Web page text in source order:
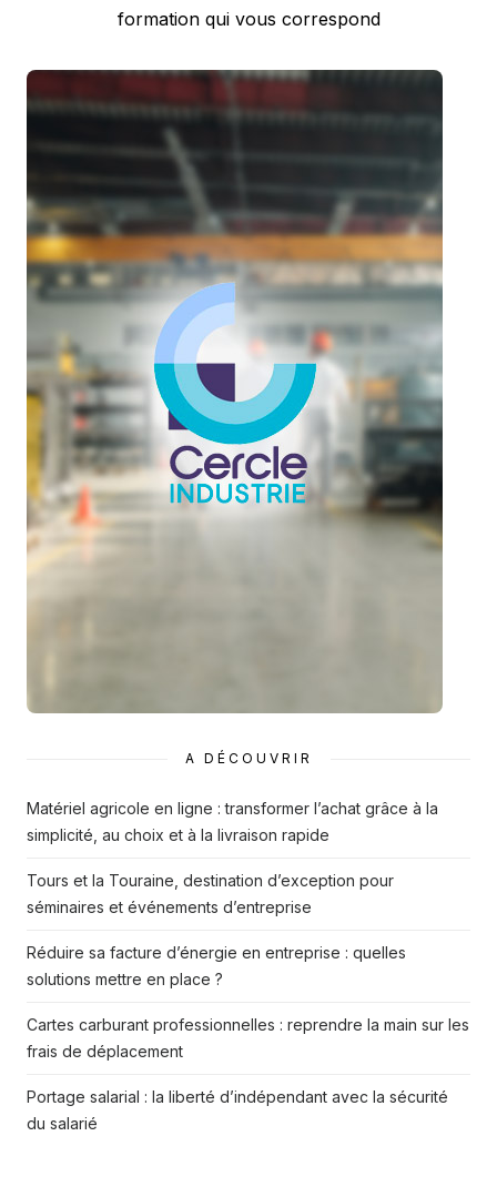
formation qui vous correspond
A DÉCOUVRIR
Matériel agricole en ligne : transformer l’achat grâce à la
simplicité, au choix et à la livraison rapide
Tours et la Touraine, destination d’exception pour
séminaires et événements d’entreprise
Réduire sa facture d’énergie en entreprise : quelles
solutions mettre en place ?
Cartes carburant professionnelles : reprendre la main sur les
frais de déplacement
Portage salarial : la liberté d’indépendant avec la sécurité
du salarié